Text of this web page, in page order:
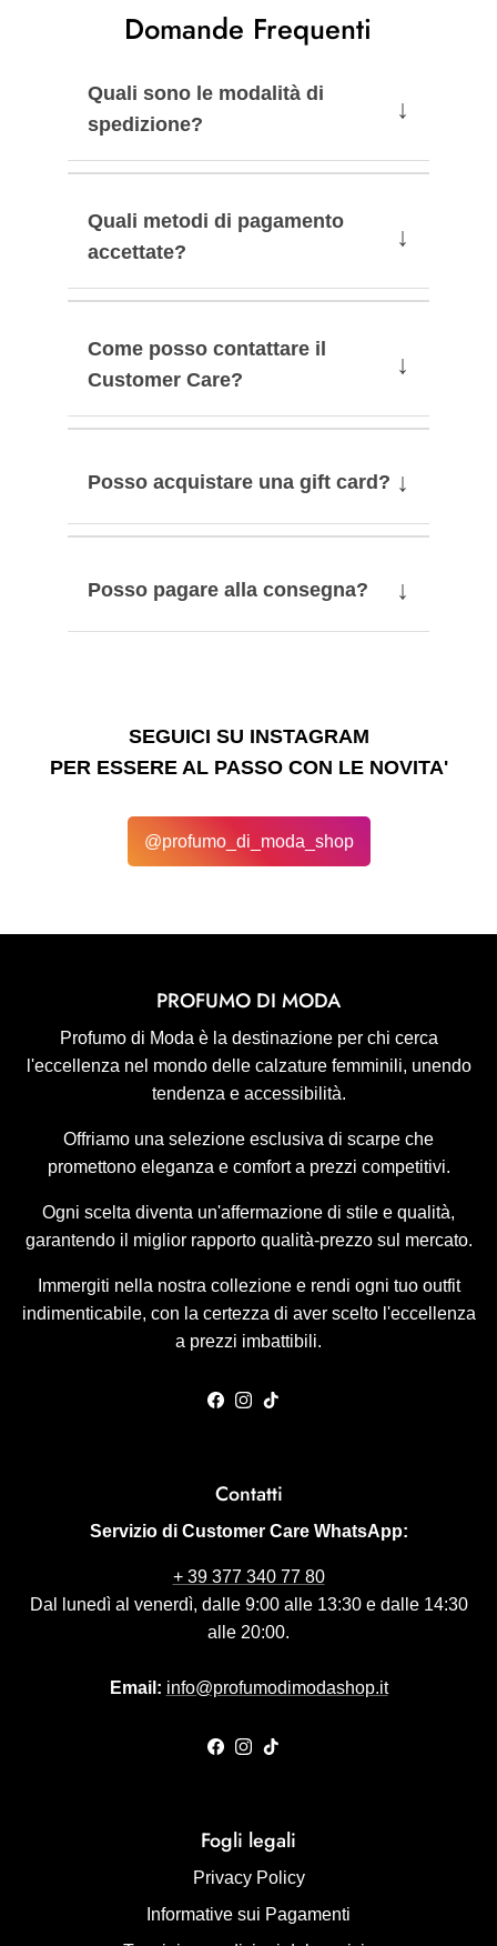
Domande Frequenti
Quali sono le modalità di
spedizione?
↓
Quali metodi di pagamento
accettate?
↓
Come posso contattare il
Customer Care?
↓
Posso acquistare una gift card? ↓
Posso pagare alla consegna? ↓
SEGUICI SU INSTAGRAM
PER ESSERE AL PASSO CON LE NOVITA'
@profumo_di_moda_shop
PROFUMO DI MODA
Profumo di Moda è la destinazione per chi cerca
l'eccellenza nel mondo delle calzature femminili, unendo
tendenza e accessibilità.
Offriamo una selezione esclusiva di scarpe che
promettono eleganza e comfort a prezzi competitivi.
Ogni scelta diventa un'affermazione di stile e qualità,
garantendo il miglior rapporto qualità-prezzo sul mercato.
Immergiti nella nostra collezione e rendi ogni tuo outfit
indimenticabile, con la certezza di aver scelto l'eccellenza
a prezzi imbattibili.
Facebook
Instagram
TikTok
Contatti
Servizio di Customer Care WhatsApp:
+ 39 377 340 77 80
Dal lunedì al venerdì, dalle 9:00 alle 13:30 e dalle 14:30
alle 20:00.
Email: info@profumodimodashop.it
Facebook
Instagram
TikTok
Fogli legali
Privacy Policy
Informative sui Pagamenti